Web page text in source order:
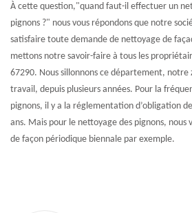
À cette question,"quand faut-il effectuer un
pignons ?" nous vous répondons que notre
satisfaire toute demande de nettoyage de
mettons notre savoir-faire à tous les
67290. Nous sillonnons ce département, notre
travail, depuis plusieurs années. Pour la
pignons, il y a la réglementation d’obligation
ans. Mais pour le nettoyage des pignons, nous
de façon périodique biennale par exemple.